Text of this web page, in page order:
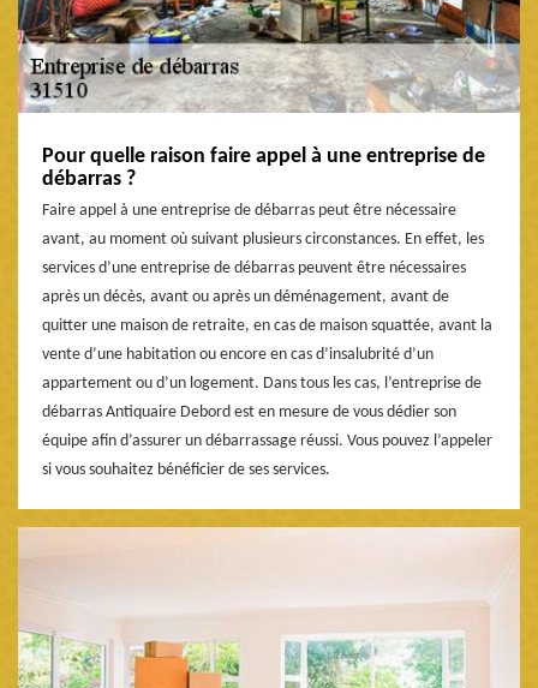
Pour quelle raison faire appel à une entreprise de
débarras ?
Faire appel à une entreprise de débarras peut être nécessaire
avant, au moment où suivant plusieurs circonstances. En effet, les
services d’une entreprise de débarras peuvent être nécessaires
après un décès, avant ou après un déménagement, avant de
quitter une maison de retraite, en cas de maison squattée, avant la
vente d’une habitation ou encore en cas d’insalubrité d’un
appartement ou d’un logement. Dans tous les cas, l’entreprise de
débarras Antiquaire Debord est en mesure de vous dédier son
équipe afin d’assurer un débarrassage réussi. Vous pouvez l’appeler
si vous souhaitez bénéficier de ses services.